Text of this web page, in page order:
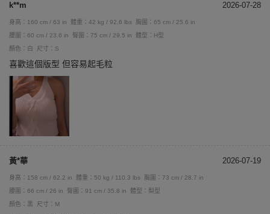
k**m 2026-07-28
身高：160 cm / 63 in 體重：42 kg / 92.6 lbs
胸圍：65 cm / 25.6 in
腰圍：60 cm / 23.6 in
臀圍：75 cm / 29.5 in
體型：H型
顏色：白
尺寸：S
喜歡這個版型 但容易起毛粒
黃*華 2026-07-19
身高：158 cm / 62.2 in 體重：50 kg / 110.3 lbs
胸圍：73 cm / 28.7 in
腰圍：66 cm / 26 in
臀圍：91 cm / 35.8 in
體型：梨型
顏色：黑
尺寸：M